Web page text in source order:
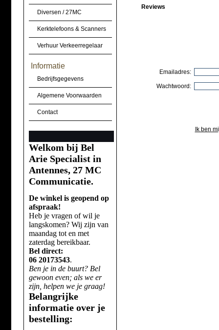
Diversen / 27MC
Kerktelefoons & Scanners
Verhuur Verkeerregelaar
Informatie
Bedrijfsgegevens
Algemene Voorwaarden
Contact
Welkom bij Bel
Arie Specialist in
Antennes, 27 MC
Communicatie.
De winkel is geopend op
afspraak!
Heb je vragen of wil je
langskomen? Wij zijn van
maandag tot en met
zaterdag bereikbaar.
Bel direct:
06 20173543.
Ben je in de buurt? Bel
gewoon even; als we er
zijn, helpen we je graag!
Belangrijke
informatie over je
bestelling:
Reviews
Emailadres:
Wachtwoord:
Ik ben